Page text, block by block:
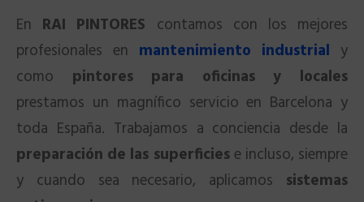
En RAI PINTORES contamos con los mejores
profesionales en mantenimiento industrial y
como pintores para oficinas y locales
prestamos un magnífico servicio en Barcelona y
toda España. Trabajamos a conciencia desde la
preparación de las superficiese incluso, siempre
y cuando sea necesario, aplicamos sistemas